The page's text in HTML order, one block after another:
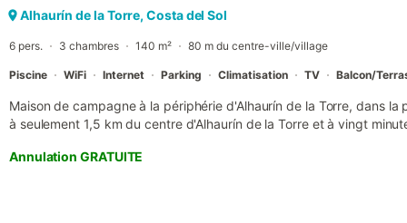
spacieux salon est également indépendant et dispose d'un
Alhaurín de la Torre, Costa del Sol
6 pers. 3 chambres 140 m² 80 m du centre-ville/village
Piscine WiFi Internet Parking Climatisation TV Balcon/
Maison de campagne à la périphérie d'Alhaurín de la Torre, dans
à seulement 1,5 km du centre d'Alhaurín de la Torre et à vingt
renoncer à la possibilité de découvrir les charmes de la Costa del
maison présente un salon-salle à manger avec télévision équipée
nécessaire pour profiter de votre séjour sans que rien ne vous
Annulation GRATUITE